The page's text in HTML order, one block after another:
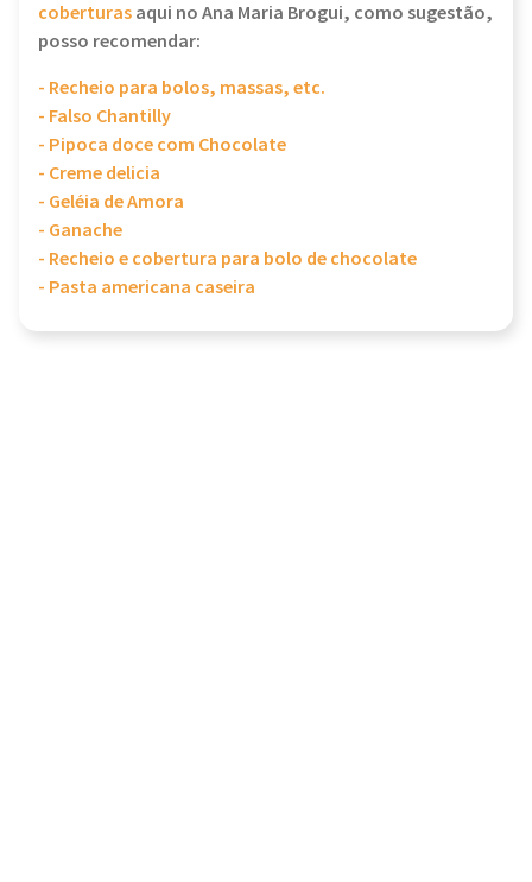
coberturasaqui no Ana Maria Brogui, como sugestão,
posso recomendar:
- Recheio para bolos, massas, etc.
- Falso Chantilly
- Pipoca doce com Chocolate
- Creme delicia
- Geléia de Amora
- Ganache
- Recheio e cobertura para bolo de chocolate
- Pasta americana caseira